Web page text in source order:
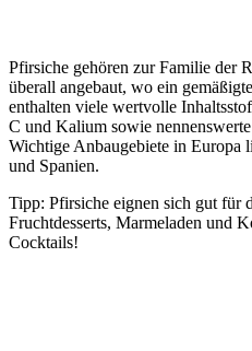
Pfirsiche gehören zur Familie der
überall angebaut, wo ein
enthalten viele wertvolle
C und Kalium sowie
Wichtige Anbaugebiete in Europa
und Spanien.
Tipp: Pfirsiche eignen sich gut für
Fruchtdesserts, Marmeladen und
Cocktails!